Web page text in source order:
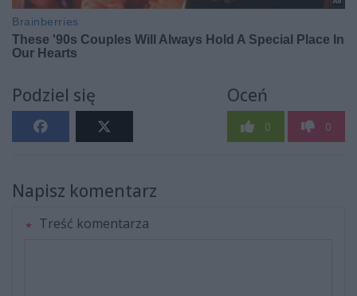
Podziel się Oceń
0 0
Napisz komentarz
Treść komentarza